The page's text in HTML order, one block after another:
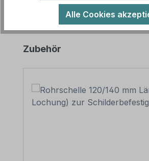
Produktgalerie überspringen
Zubehör
Alle Cookies